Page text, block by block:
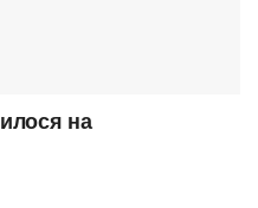
на